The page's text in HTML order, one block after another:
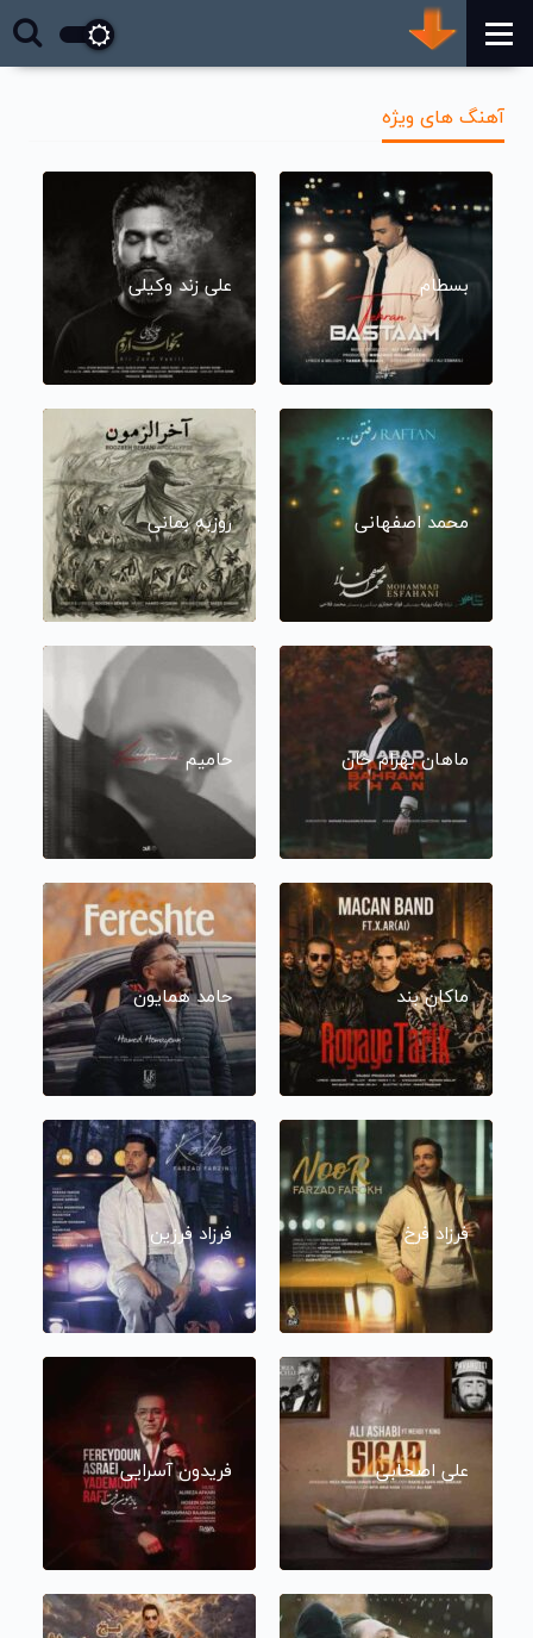
آهنگ های ویژه
بسطام علی زند وکیلی
محمد اصفهانی روزبه بمانی
ماهان بهرام خان حامیم
ماکان بند حامد همایون
فرزاد فرخ فرزاد فرزین
علی اصحابی فریدون آسرایی